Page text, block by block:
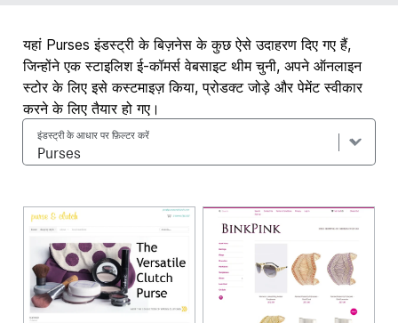
यहां Purses इंडस्ट्री के बिज़नेस के कुछ ऐसे उदाहरण दिए गए हैं,
जिन्होंने एक स्टाइलिश ई-कॉमर्स वेबसाइट थीम चुनी, अपने ऑनलाइन
स्टोर के लिए इसे कस्टमाइज़ किया, प्रोडक्ट जोड़े और पेमेंट स्वीकार
करने के लिए तैयार हो गए।
इंडस्ट्री के आधार पर फ़िल्टर करें